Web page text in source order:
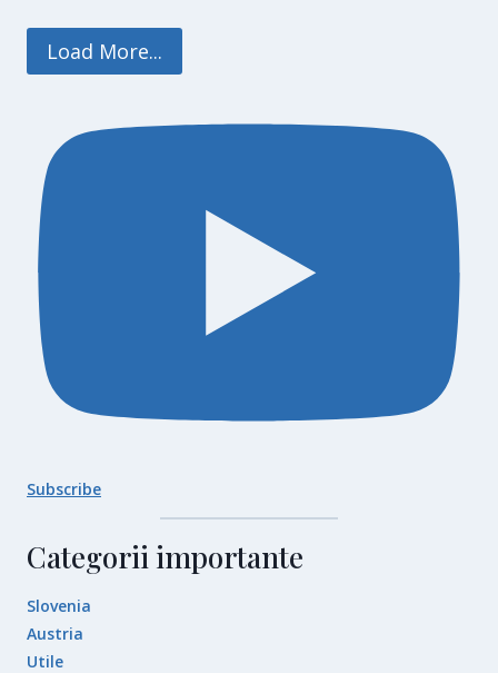
Load More...
Subscribe
Categorii importante
Slovenia
Austria
Utile